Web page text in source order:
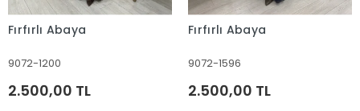
Fırfırlı Abaya
9072-1200
2.500,00 TL
Fırfırlı Abaya
9072-1596
2.500,00 TL